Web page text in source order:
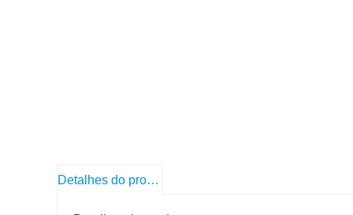
Detalhes do produto